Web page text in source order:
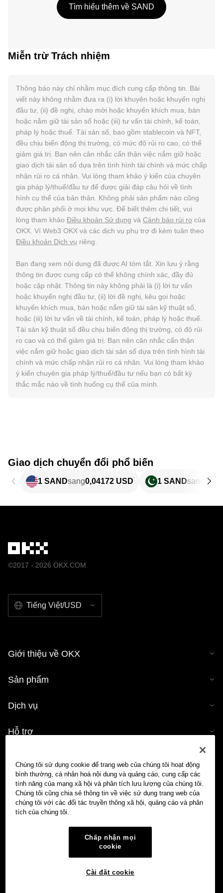
Tìm hiểu thêm về SAND
Miễn trừ Trách nhiệm
Thông báo này chỉ nhằm mục đích cung cấp thông tin. Bài
viết này không nhằm đưa ra (i) lời khuyên hoặc khuyến nghị
đầu tư, (ii) đề nghị, chào mời hoặc khuyến khích mua, bán
hoặc nắm giữ tài sản số hoặc (iii) tư vấn tài chính, kế toán,
pháp lý hoặc thuế. Tài sản số, bao gồm stablecoin và NFT,
đều chịu biến động thị trường, có mức độ rủi ro cao, có thể
giảm giá trị. Bạn nên cân nhắc cẩn thận việc nắm giữ hoặc
giao dịch tài sản số dựa trên tình hình tài chính và mức chấp
nhận rủi ro cá nhân. Vui lòng tham khảo ý kiến của chuyên
gia pháp lý/thuế/đầu tư để được giải đáp câu hỏi về tình
hình cụ thể của bản thân. Không phải sản phẩm nào cũng
được phân phối ở mọi khu vực. Để biết thêm chi tiết, vui
lòng tham khảo Điều khoản Sử dụng và Cảnh báo rủi ro của
OKX. Ví Web3 OKX và các dịch vụ phụ trợ đi kèm tuân theo
Điều khoản Dịch vụ riêng.
Bạn đang xem nội dung đã được AI tóm tắt. Xin lưu ý rằng
thông tin được cung cấp có thể không chính xác, đầy đủ
hoặc cập nhật. Thông tin này không phải là (i) lời tư vấn
hoặc khuyến nghị đầu tư, (ii) lời đề nghị, kêu gọi hoặc
khuyến khích mua, bán hoặc nắm giữ tài sản kỹ thuật số,
hoặc (iii) lời tư vấn về tài chính, kế toán, pháp lý hoặc thuế.
Tài sản kỹ thuật số đều chịu biến động thị trường, có độ rủi
ro cao và có thể giảm giá trị. Bạn nên cân nhắc cẩn thận
việc nắm giữ hoặc giao dịch tài sản số dựa trên tình hình tài
chính và mức chấp nhận rủi ro cá nhân. Vui lòng tham khảo
ý kiến chuyên gia pháp lý/thuế/đầu tư nếu bạn có bất kỳ
thắc mắc nào về tình huống cụ thể của mình.
Giao dịch chuyển đổi phổ biến
1 SANDsang0,04172 USD 1 SANDsang
©2017 - 2026 OKX.COM
Tiếng Việt/USD
Giới thiệu về OKX
Sản phẩm
Dịch vụ
Hỗ trợ
Công cụ tính tiền mã hóa
Giao dịch
Chúng tôi sử dụng cookie để trang web của chúng tôi hoạt động
bình thường, cá nhân hoá nội dung và quảng cáo, cung cấp các
tính năng của mạng xã hội và phân tích lưu lượng của chúng tôi.
Chúng tôi cũng chia sẻ thông tin về việc sử dụng trang web của
chúng tôi với các đối tác truyền thông xã hội, quảng cáo và phân
tích của chúng tôi.
Chấp nhận mọi
cookie
Cài đặt cookie